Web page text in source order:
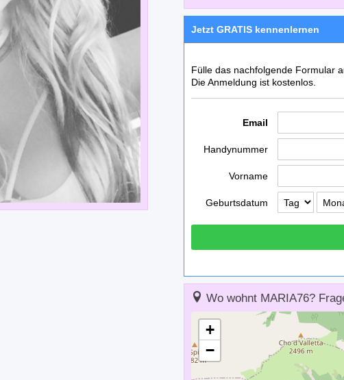
Jetzt GRATIS kennenlernen
Fülle das nachfolgende Formular
Die Anmeldung ist kostenlos.
Email
Handynummer
Vorname
Geburtsdatum
Wo wohnt MARIA76?
+
−